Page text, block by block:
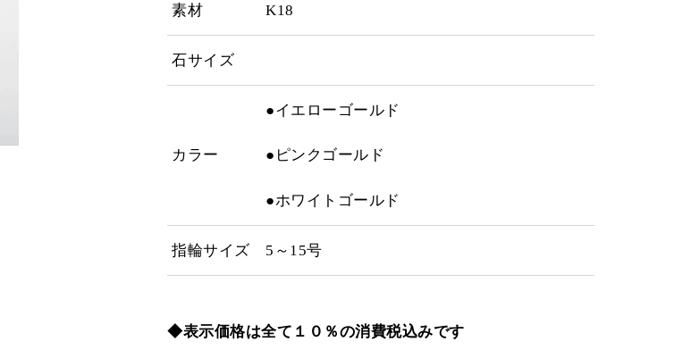
素材 K18
石サイズ
カラー
●イエローゴールド
●ピンクゴールド
●ホワイトゴールド
指輪サイズ 5～15号
◆表示価格は全て１０％の消費税込みです